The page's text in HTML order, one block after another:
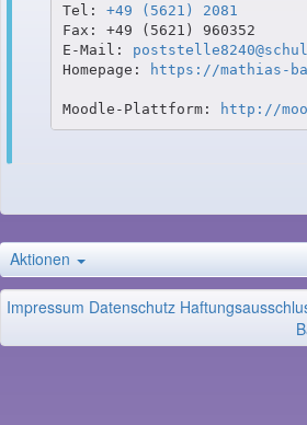
Tel: +49 (5621) 2081
Fax: +49 (5621) 960352
E-Mail:
Homepage:
https://mathias-
Moodle-Plattform: http://
Aktionen
Impressum Datenschutz